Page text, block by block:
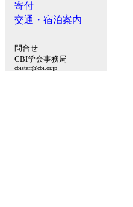
寄付
交通・宿泊案内
問合せ
CBI学会事務局
cbistaff@cbi.or.jp